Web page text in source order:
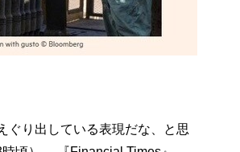
り出している表現だな、と思